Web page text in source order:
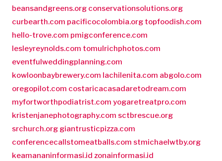
beansandgreens.org conservationsolutions.org
curbearth.com pacificocolombia.org topfoodish.com
hello-trove.com pmigconference.com
lesleyreynolds.com tomulrichphotos.com
eventfulweddingplanning.com
kowloonbaybrewery.com lachilenita.com abgolo.com
oregopilot.com costaricacasadaretodream.com
myfortworthpodiatrist.com yogaretreatpro.com
kristenjanephotography.com sctbrescue.org
srchurch.org giantrusticpizza.com
conferencecallstomeatballs.com stmichaelwtby.org
keamananinformasi.id zonainformasi.id